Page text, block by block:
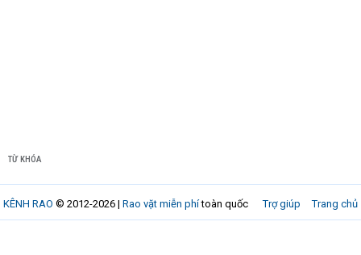
TỪ KHÓA
Trợ giúp Trang chủ
KÊNH RAO © 2012-2026 | Rao vặt miễn phítoàn quốc